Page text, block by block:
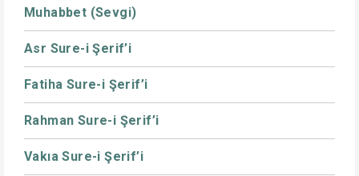
Muhabbet (Sevgi)
Asr Sure-i Şerif’i
Fatiha Sure-i Şerif’i
Rahman Sure-i Şerif’i
Vakıa Sure-i Şerif’i